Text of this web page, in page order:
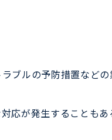
ブルの予防措置などの
応が発生することもあ